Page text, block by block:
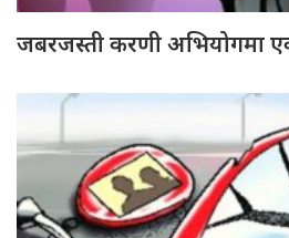
जबरजस्ती करणी अभियोगमा एक